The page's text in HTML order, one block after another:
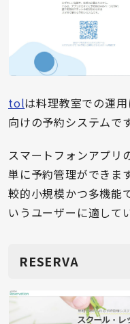
tolは料理教室での運
向けの予約システムです
スマートフォンアプリ
単に予約管理ができま
較的小規模かつ多機能
いうユーザーに適して
RESERVA